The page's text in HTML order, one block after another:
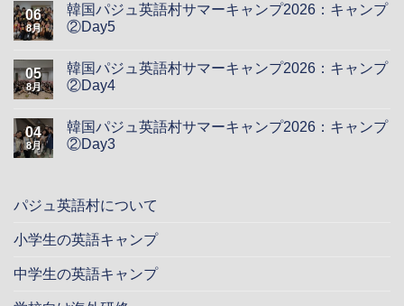
06
8月
韓国パジュ英語村サマーキャンプ2026：キャンプ
②Day5
05
8月
韓国パジュ英語村サマーキャンプ2026：キャンプ
②Day4
04
8月
韓国パジュ英語村サマーキャンプ2026：キャンプ
②Day3
パジュ英語村について
小学生の英語キャンプ
中学生の英語キャンプ